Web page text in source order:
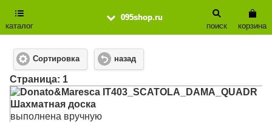
095shop.ru
каталог
корзина
поиск
Сортировка назад
Cтраница: 1
Donato&Maresca IT403_SCATOLA_DAMA_QUADR
Шахматная доска
выполнена вручную